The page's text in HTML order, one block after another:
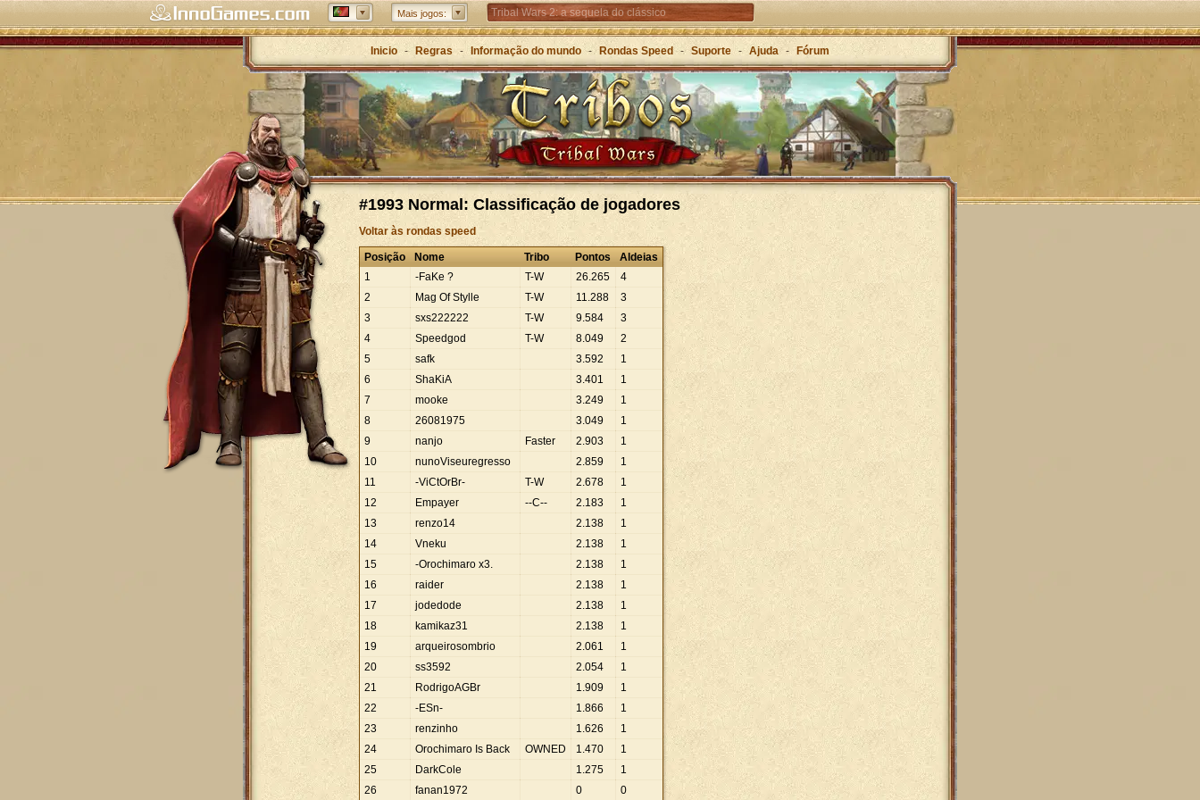
Mais jogos: Tribal Wars 2: a sequela do clássico
Forge of Empires – Estratégia ao longo das eras
Grepolis – Construa o seu império na Grécia Antiga
Inicio - Regras - Informação do mundo - Rondas Speed - Suporte - Ajuda - Fórum
#1993 Normal: Classificação de jogadores
Voltar às rondas speed
Posição Nome Tribo Pontos
Aldeias
1
-FaKe ? T-W 26.265
4
2
Mag Of Stylle T-W 11.288
3
3
sxs222222 T-W 9.584
3
4
Speedgod T-W 8.049
2
5
safk 3.592
1
6
ShaKiA 3.401
1
7
mooke 3.249
1
8
26081975 3.049
1
9
nanjo Faster 2.903
1
10
nunoViseuregresso 2.859
1
11
-ViCtOrBr- T-W 2.678
1
12
Empayer --C-- 2.183
1
13
renzo14 2.138
1
14
Vneku 2.138
1
15
-Orochimaro x3. 2.138
1
16
raider 2.138
1
17
jodedode 2.138
1
18
kamikaz31 2.138
1
19
arqueirosombrio 2.061
1
20
ss3592 2.054
1
21
RodrigoAGBr 1.909
1
22
-ESn- 1.866
1
23
renzinho 1.626
1
24
Orochimaro Is Back OWNED 1.470
1
25
DarkCole 1.275
1
26
fanan1972 0 0